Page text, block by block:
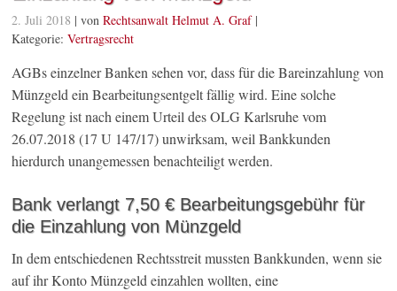
2. Juli 2018 | vonRechtsanwalt Helmut A. Graf|
Kategorie:Vertragsrecht
AGBs einzelner Banken sehen vor, dass für die Bareinzahlung von
Münzgeld ein Bearbeitungsentgelt fällig wird. Eine solche
Regelung ist nach einem Urteil des OLG Karlsruhe vom
26.07.2018 (17 U 147/17) unwirksam, weil Bankkunden
hierdurch unangemessen benachteiligt werden.
Bank verlangt 7,50 € Bearbeitungsgebühr für
die Einzahlung von Münzgeld
In dem entschiedenen Rechtsstreit mussten Bankkunden, wenn sie
auf ihr Konto Münzgeld einzahlen wollten, eine